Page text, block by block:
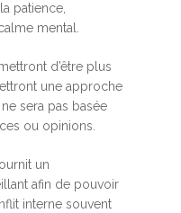
patience,
mental.
d’être plus
une approche
sera pas basée
ou opinions.
un
afin de pouvoir
interne souvent